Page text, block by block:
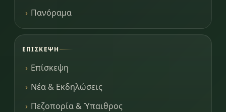
Πανόραμα
ΕΠΊΣΚΕΨΗ
Επίσκεψη
Νέα & Εκδηλώσεις
Πεζοπορία & Ύπαιθρος